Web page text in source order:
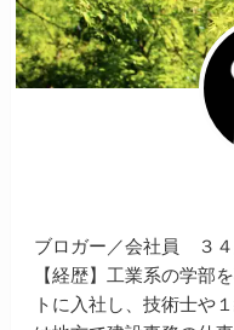
ブロガー／会社員 ３
【経歴】工業系の学部
トに入社し、技術士や